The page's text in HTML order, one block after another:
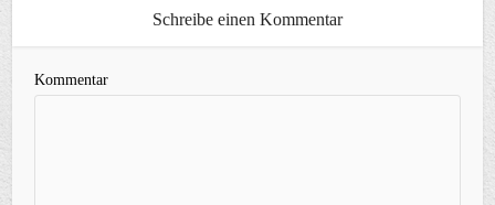
Schreibe einen Kommentar
Kommentar